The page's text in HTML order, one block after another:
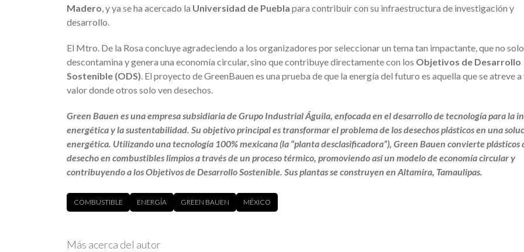
Madero, y ya se ha acercado la Universidad de Puebla para contribuir con su infraestructura de investigación y
desarrollo.
El Mtro. De la Rosa concluye agradeciendo a los organizadores por seleccionar un tema tan impactante, que no solo
descontamina y genera una economía circular, sino que contribuye directamente con los Objetivos de Desarrollo
Sostenible (ODS). El proyecto de GreenBauen es una prueba de que la energía del futuro es aquella que se atreve a
valor donde otros solo ven desechos.
Green Bauen es una empresa subsidiaria de Grupo Industrial Águila, enfocada en el desarrollo de tecnología para la
energética y la sustentabilidad. Su objetivo principal es transformar el problema de los desechos plásticos en una
energética. Utilizando una tecnología 100% mexicana (la “planta desclasificadora”), Green Bauen convierte plásticos
desecho en combustibles limpios a través de un proceso térmico, promoviendo así un modelo de economía circular y
contribuyendo a los Objetivos de Desarrollo Sostenible. Sus plantas se construyen en Altamira, Tamaulipas.
COMBUSTIBLE ENERGÍA GREEN BAUEN MÉXICO
Más acerca del autor